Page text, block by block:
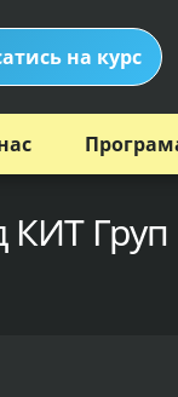
на курс
КИТ Груп